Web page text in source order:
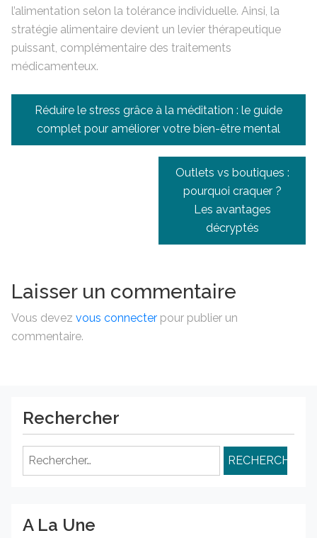
l’alimentation selon la tolérance individuelle. Ainsi, la
stratégie alimentaire devient un levier thérapeutique
puissant, complémentaire des traitements
médicamenteux.
Navigation
de
l’article
Réduire le stress grâce à la méditation : le guide
complet pour améliorer votre bien-être mental
Outlets vs boutiques :
pourquoi craquer ?
Les avantages
décryptés
Laisser un commentaire
Vous devez vous connecter pour publier un
commentaire.
Rechercher
Rechercher :
A La Une